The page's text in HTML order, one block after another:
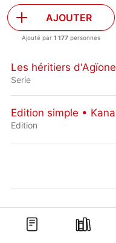
AJOUTER
Ajouté par 1 177 personnes
Les héritiers d'Agïone
Serie
Edition simple • Kana
Edition